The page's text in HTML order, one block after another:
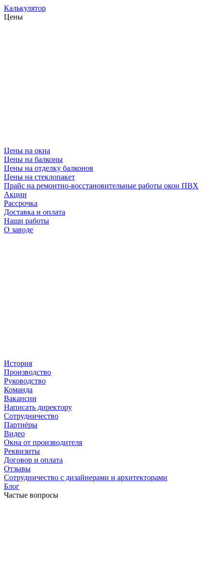
Калькулятор
Цены
Цены на окна
Цены на балконы
Цены на отделку балконов
Цены на стеклопакет
Прайс на ремонтно-восстановительные работы окон ПВХ
Акции
Рассрочка
Доставка и оплата
Наши работы
О заводе
История
Производство
Руководство
Команда
Вакансии
Написать директору
Сотрудничество
Партнёры
Видео
Окна от производителя
Реквизиты
Договор и оплата
Отзывы
Сотрудничество с дизайнерами и архитекторами
Блог
Частые вопросы